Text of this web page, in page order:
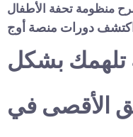
منظومة تحفة الأطفال
اكتشف دورات منصة أوج
تلهمك بشكل
الأقصى في